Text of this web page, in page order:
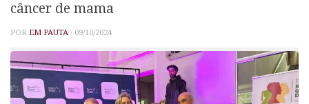
câncer de mama
POR EM PAUTA · 09/10/2024